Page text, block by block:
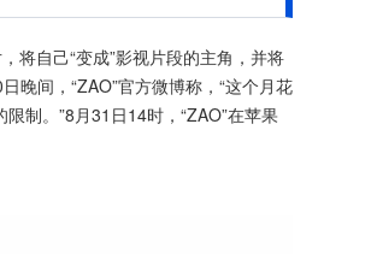
将自己“变成”影视片段的主角，并将
晚间，“ZAO”官方微博称，“这个月花
制。”8月31日14时，“ZAO”在苹果